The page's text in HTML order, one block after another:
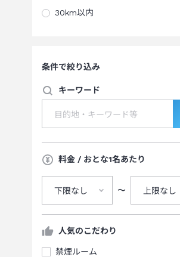
30km以内
条件で絞り込み
キーワード
料金 / おとな1名あたり
下限なし 〜 上限なし
人気のこだわり
禁煙ルーム